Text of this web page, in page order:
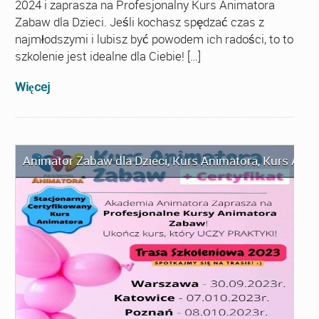
2024 i zaprasza na Profesjonalny Kurs Animatora
Zabaw dla Dzieci. Jeśli kochasz spędzać czas z
najmłodszymi i lubisz być powodem ich radości, to to
szkolenie jest idealne dla Ciebie! […]
Więcej
Animator Zabaw dla Dzieci,Kurs Animatora,Kurs